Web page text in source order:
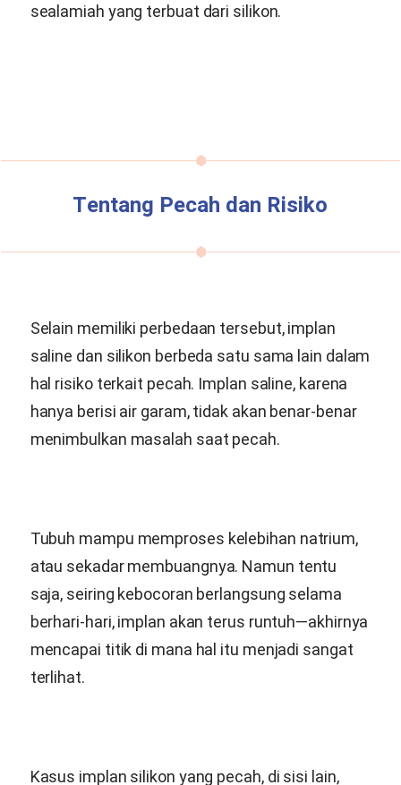
sealamiah yang terbuat dari silikon.
Tentang Pecah dan Risiko
Selain memiliki perbedaan tersebut, implan
saline dan silikon berbeda satu sama lain dalam
hal risiko terkait pecah. Implan saline, karena
hanya berisi air garam, tidak akan benar-benar
menimbulkan masalah saat pecah.
Tubuh mampu memproses kelebihan natrium,
atau sekadar membuangnya. Namun tentu
saja, seiring kebocoran berlangsung selama
berhari-hari, implan akan terus runtuh—akhirnya
mencapai titik di mana hal itu menjadi sangat
terlihat.
Kasus implan silikon yang pecah, di sisi lain,